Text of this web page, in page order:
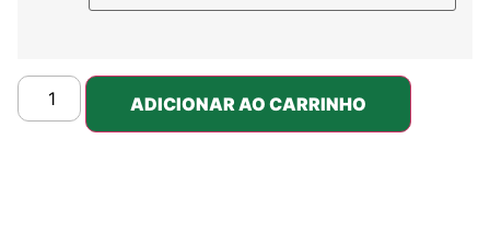
ADICIONAR AO CARRINHO